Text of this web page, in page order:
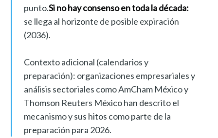
punto.Si no hay consenso en toda la década:
se llega al horizonte de posible expiración
(2036).
Contexto adicional (calendarios y
preparación): organizaciones empresariales y
análisis sectoriales como AmCham México y
Thomson Reuters México han descrito el
mecanismo y sus hitos como parte de la
preparación para 2026.